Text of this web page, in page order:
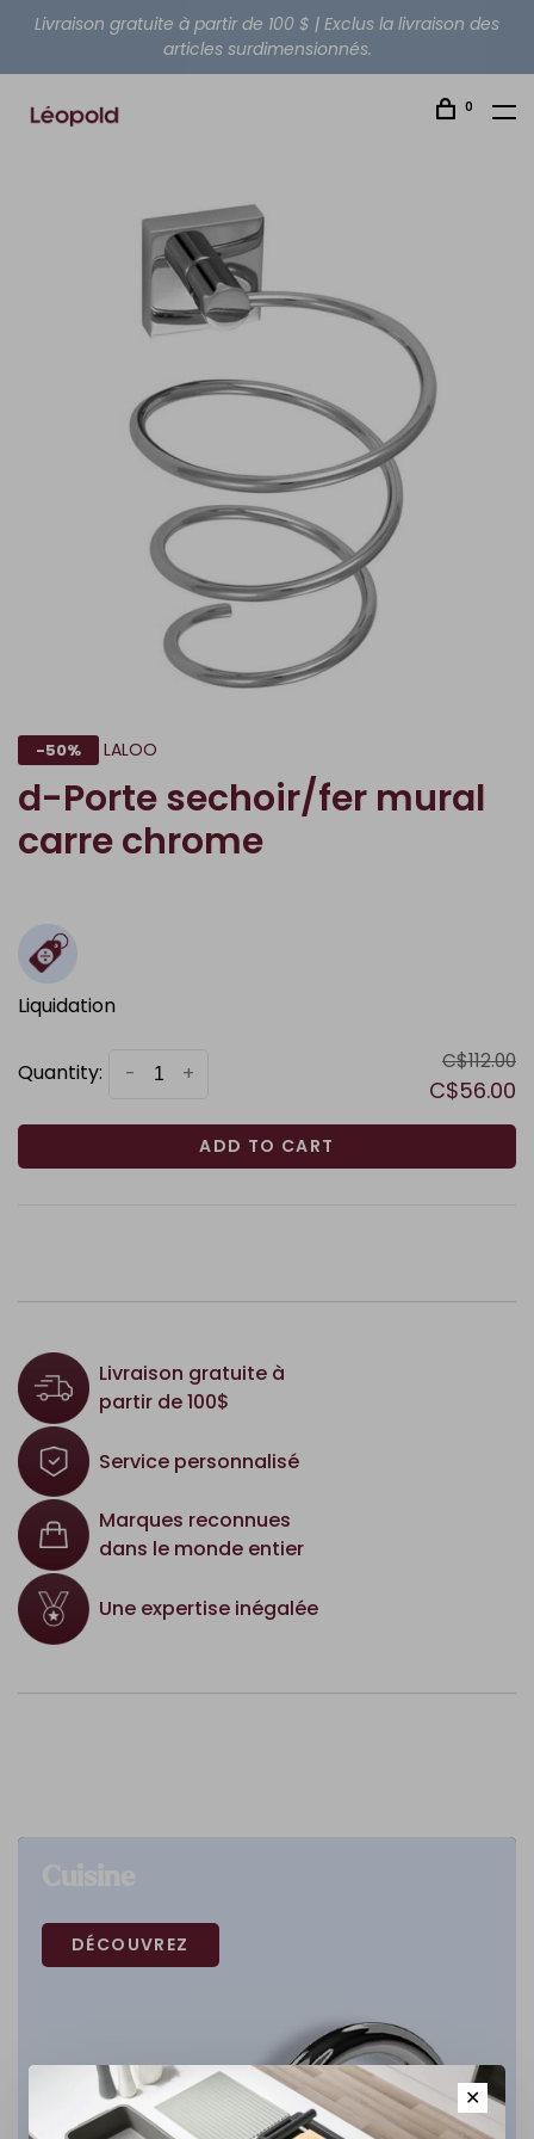
Livraison gratuite à partir de 100 $ | Exclus la livraison des
articles surdimensionnés.
0
-50% LALOO
d-Porte sechoir/fer mural
carre chrome
Liquidation
Quantity: +
- C$112.00
C$56.00
ADD TO CART
Livraison gratuite à
partir de 100$
Service personnalisé
Marques reconnues
dans le monde entier
Une expertise inégalée
DÉCOUVREZ
✕